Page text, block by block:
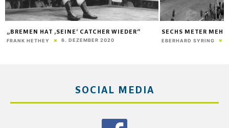
„BREMEN HAT ‚SEINE‘ CATCHER WIEDER“
FRANK HETHEY 6. DEZEMBER 2020
SECHS METER
EBERHARD SYRING
SOCIAL MEDIA